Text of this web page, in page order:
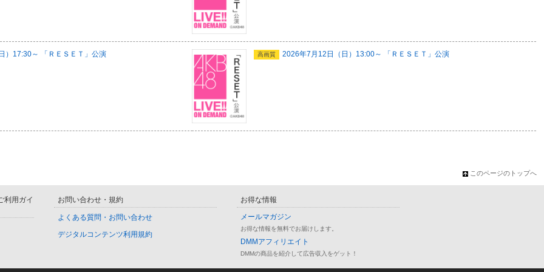
）17:30～ 「ＲＥＳＥＴ」公演 高画質 2026年7月12日（日）13:00～ 「ＲＥＳＥＴ」公演
このページのトップへ
利用ガイ お問い合わせ・規約
よくある質問・お問い合わせ
デジタルコンテンツ利用規約
お得な情報
メールマガジン
お得な情報を無料でお届けします。
DMMアフィリエイト
DMMの商品を紹介して広告収入をゲット！